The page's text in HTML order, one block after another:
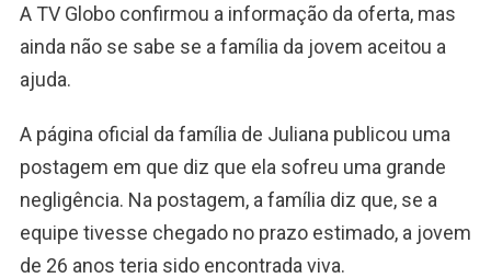
A TV Globo confirmou a informação da oferta, mas
ainda não se sabe se a família da jovem aceitou a
ajuda.
A página oficial da família de Juliana publicou uma
postagem em que diz que ela sofreu uma grande
negligência. Na postagem, a família diz que, se a
equipe tivesse chegado no prazo estimado, a jovem
de 26 anos teria sido encontrada viva.